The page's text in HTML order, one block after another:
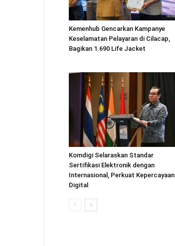
Kemenhub Gencarkan Kampanye
Keselamatan Pelayaran di Cilacap,
Bagikan 1.690 Life Jacket
Komdigi Selaraskan Standar
Sertifikasi Elektronik dengan
Internasional, Perkuat Kepercayaan
Digital